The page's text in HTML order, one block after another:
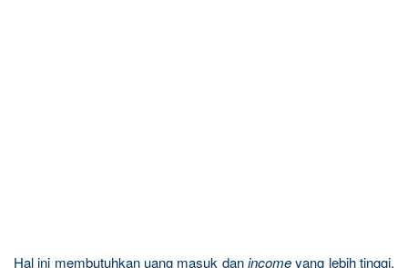
Hal ini membutuhkan uang masuk danincomeyang lebih tinggi,